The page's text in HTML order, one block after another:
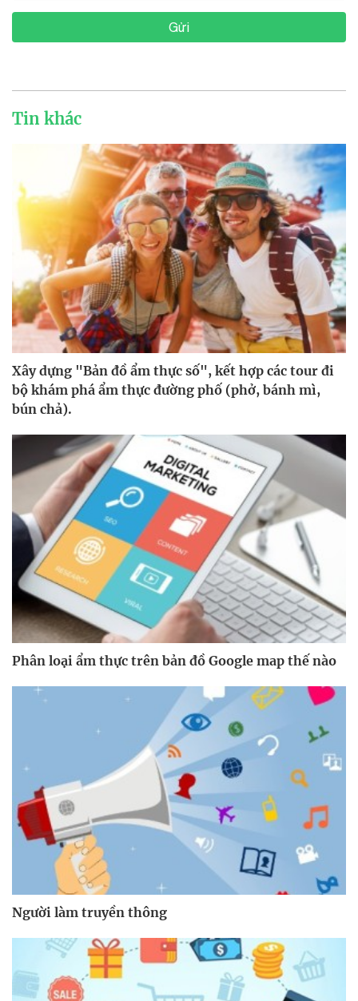
Gửi
Tin khác
Xây dựng "Bản đồ ẩm thực số", kết hợp các tour đi
bộ khám phá ẩm thực đường phố (phở, bánh mì,
bún chả).
Phân loại ẩm thực trên bản đồ Google map thế nào
Người làm truyền thông